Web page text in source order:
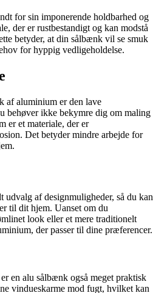
for sin imponerende holdbarhed og
der er rustbestandigt og kan modstå
betyder, at din sålbænk vil se smuk
for hyppig vedligeholdelse.
af aluminium er den lave
behøver ikke bekymre dig om maling
er et materiale, der er
Det betyder mindre arbejde for
af designmuligheder, så du kan
til dit hjem. Uanset om du
look eller et mere traditionelt
der passer til dine præferencer.
en alu sålbænk også meget praktisk
vindueskarme mod fugt, hvilket kan